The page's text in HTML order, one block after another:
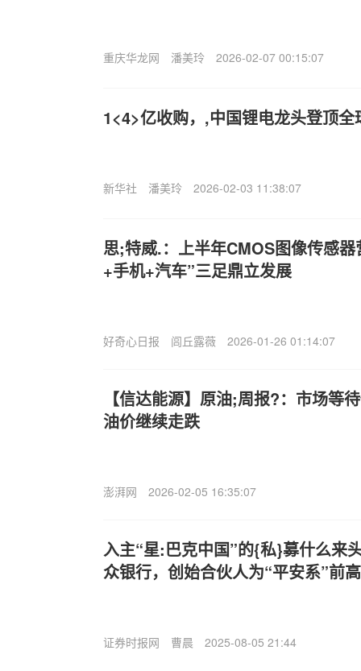
重庆华龙网 潘美玲 2026-02-07 00:15:07
1<4>亿收购，,中国锂电龙头登顶全
新华社 潘美玲 2026-02-03 11:38:07
思;特威.：上半年CMOS图像传感
+手机+汽车”三足鼎立发展
好奇心日报 闾丘露薇 2026-01-26 01:14:07
【信达能源】原油;周报?：市场等
油价继续走跌
澎湃网 2026-02-05 16:35:07
入主“星:巴克中国”的{私}募什么来
众银行，创始合伙人为“平安系”前
证券时报网 曹晨 2025-08-05 21:44